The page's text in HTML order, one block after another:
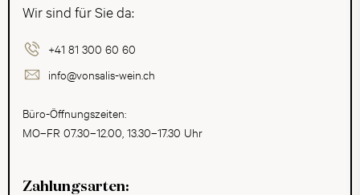
Wir sind für Sie da:
+41 81 300 60 60
info@vonsalis-wein.ch
Büro-Öffnungszeiten:
MO–FR 07.30–12.00, 13.30–17.30 Uhr
Zahlungsarten: